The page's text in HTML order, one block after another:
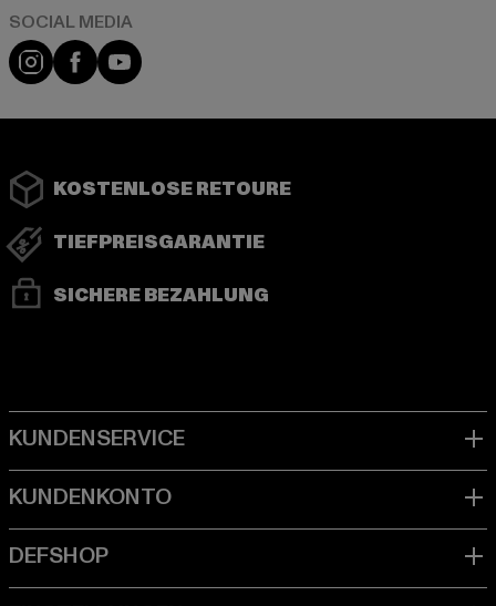
Instagram
FacebookYouTube
KOSTENLOSE RETOURE
TIEFPREISGARANTIE
SICHERE BEZAHLUNG